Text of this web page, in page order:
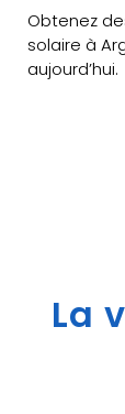
Obtenez
solaire à
aujourd’hui.
La